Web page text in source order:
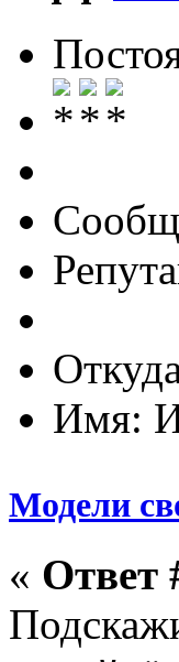
Имя:
Модели
« Ответ